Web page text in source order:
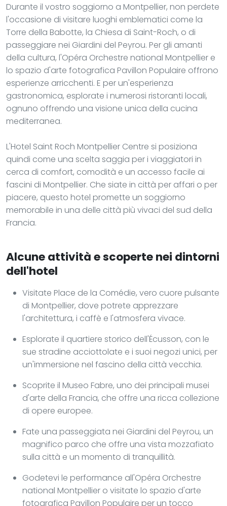
Durante il vostro soggiorno a Montpellier, non perdete
l'occasione di visitare luoghi emblematici come la
Torre della Babotte, la Chiesa di Saint-Roch, o di
passeggiare nei Giardini del Peyrou. Per gli amanti
della cultura, l'Opéra Orchestre national Montpellier e
lo spazio d'arte fotografica Pavillon Populaire offrono
esperienze arricchenti. E per un'esperienza
gastronomica, esplorate i numerosi ristoranti locali,
ognuno offrendo una visione unica della cucina
mediterranea.
L'Hotel Saint Roch Montpellier Centre si posiziona
quindi come una scelta saggia per i viaggiatori in
cerca di comfort, comodità e un accesso facile ai
fascini di Montpellier. Che siate in città per affari o per
piacere, questo hotel promette un soggiorno
memorabile in una delle città più vivaci del sud della
Francia.
Alcune attività e scoperte nei dintorni
dell'hotel
Visitate Place de la Comédie, vero cuore pulsante
di Montpellier, dove potrete apprezzare
l'architettura, i caffè e l'atmosfera vivace.
Esplorate il quartiere storico dell'Écusson, con le
sue stradine acciottolate e i suoi negozi unici, per
un'immersione nel fascino della città vecchia.
Scoprite il Museo Fabre, uno dei principali musei
d'arte della Francia, che offre una ricca collezione
di opere europee.
Fate una passeggiata nei Giardini del Peyrou, un
magnifico parco che offre una vista mozzafiato
sulla città e un momento di tranquillità.
Godetevi le performance all'Opéra Orchestre
national Montpellier o visitate lo spazio d'arte
fotografica Pavillon Populaire per un tocco